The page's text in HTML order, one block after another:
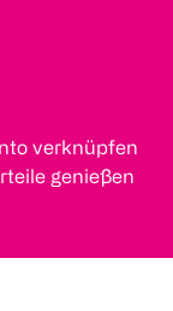
verknüpfen
genießen